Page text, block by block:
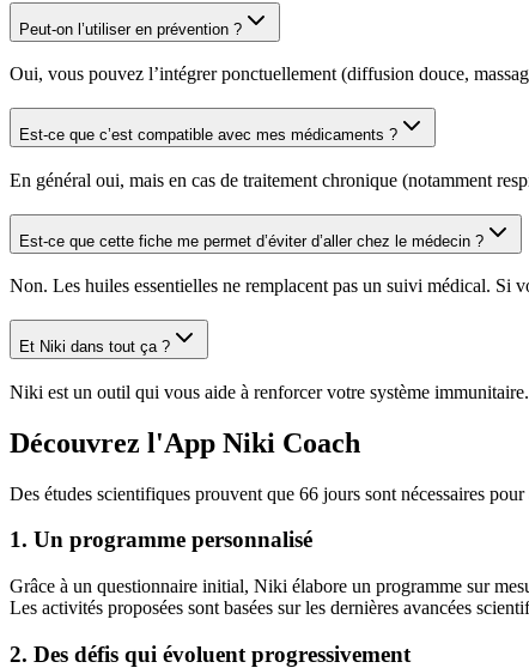
Peut-on l’utiliser en prévention ?
Oui, vous pouvez l’intégrer ponctuellement (diffusion douce,
Est-ce que c’est compatible avec mes médicaments ?
En général oui, mais en cas de traitement chronique (notamment
Est-ce que cette fiche me permet d’éviter d’aller chez le médecin ?
Non. Les huiles essentielles ne remplacent pas un suivi médical. Si
Et Niki dans tout ça ?
Niki est un outil qui vous aide à renforcer votre système
Découvrez l'App Niki Coach
Des études scientifiques prouvent que 66 jours sont nécessaires
1. Un programme personnalisé
Grâce à un questionnaire initial, Niki élabore un programme sur
Les activités proposées sont basées sur les dernières avancées
2. Des défis qui évoluent progressivement